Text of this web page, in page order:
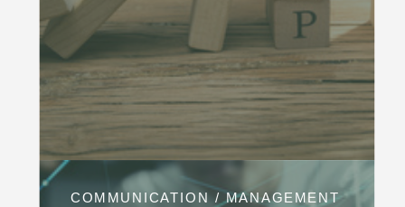
COMMUNICATION / MANAGEMENT